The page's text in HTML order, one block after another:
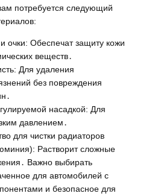
потребуется следующий
очки: Обеспечат защиту кожи
веществ․
Для удаления
без повреждения
насадкой: Для
давлением․
для чистки радиаторов
Растворит сложные
Важно выбирать
для автомобилей с
и безопасное для